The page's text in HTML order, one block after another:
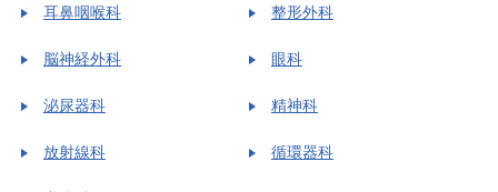
耳鼻咽喉科 整形外科
脳神経外科 眼科
泌尿器科 精神科
放射線科 循環器科